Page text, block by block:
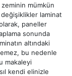
mümkün
laminat
paneller
sonunda
altındaki
bu nedenle
makaleyi
kendi elinizle